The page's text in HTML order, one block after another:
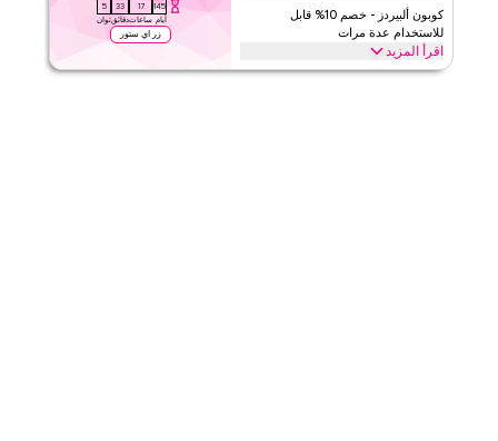
كوبون ألبيردز - خصم 10% قابل
للاستخدام عدة مرات
اقرأ المزيد
145
أيام
17
ساعات
33
دقائق
4
ثوان
زر اي ستور
استمتع بخصم يصل إلى 10% مع ألبيردز، واحصل على خصم على جميع